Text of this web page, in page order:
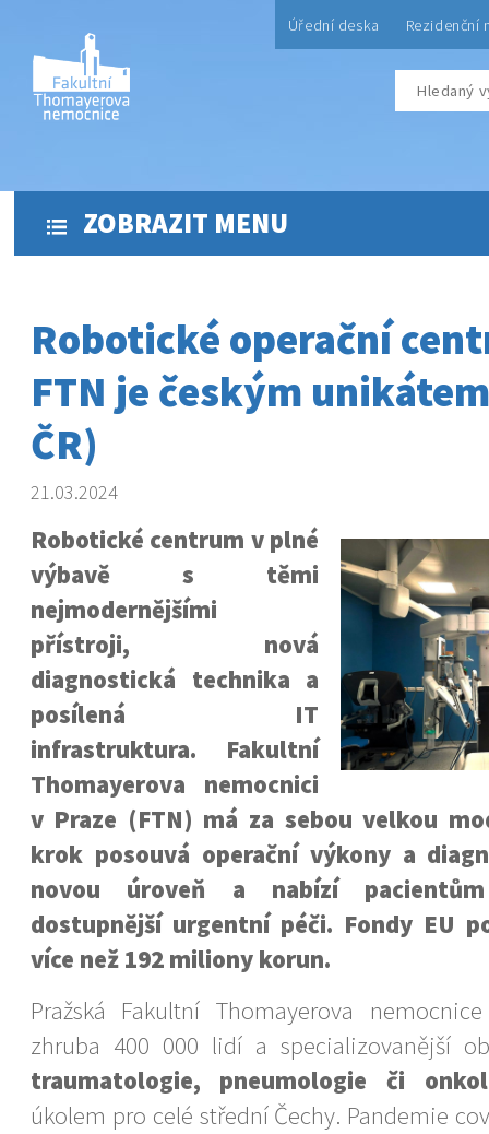
Úřední deska Rezidenční
ZOBRAZIT MENU
Robotické operační
FTN je českým
ČR)
21.03.2024
Robotické centrum v plné
výbavě s těmi
nejmodernějšími
přístroji, nová
diagnostická technika a
posílená IT
infrastruktura. Fakultní
Thomayerova nemocnici
v Praze (FTN) má za sebou velkou
krok posouvá operační výkony a
novou úroveň a nabízí
dostupnější urgentní péči. Fondy EU
více než 192 miliony korun.
Pražská Fakultní Thomayerova
zhruba 400 000 lidí a specializovanější
traumatologie, pneumologie či
úkolem pro celé střední Čechy. Pandemie